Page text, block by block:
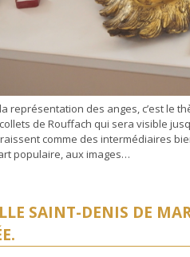
représentation des anges, c’est le
de Rouffach qui sera visible
comme des intermédiaires
populaire, aux images…
SAINT-DENIS DE